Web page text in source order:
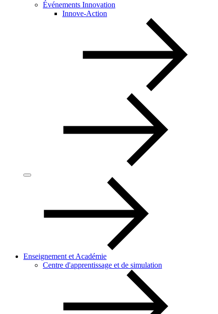
Événements Innovation
Innove-Action
Enseignement et Académie
Centre d'apprentissage et de simulation